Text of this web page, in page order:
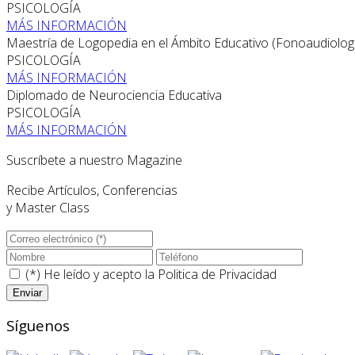
PSICOLOGÍA
MÁS INFORMACIÓN
Maestría de Logopedia en el Ámbito Educativo
PSICOLOGÍA
MÁS INFORMACIÓN
Diplomado de Neurociencia Educativa
PSICOLOGÍA
MÁS INFORMACIÓN
Suscríbete a nuestro Magazine
Recibe Artículos, Conferencias
y Master Class
(*) He leído y acepto la Politica de Privacidad
Síguenos